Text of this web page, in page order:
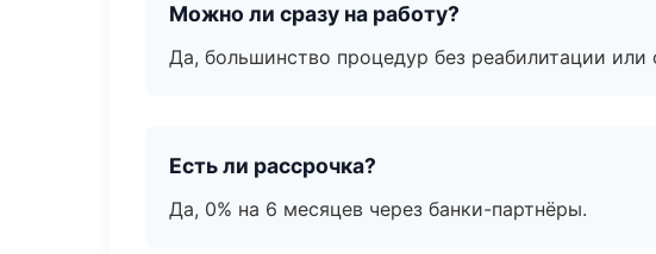
Можно ли сразу на работу?
Да, большинство процедур без реабилитации
Есть ли рассрочка?
Да, 0% на 6 месяцев через банки-партнёры.